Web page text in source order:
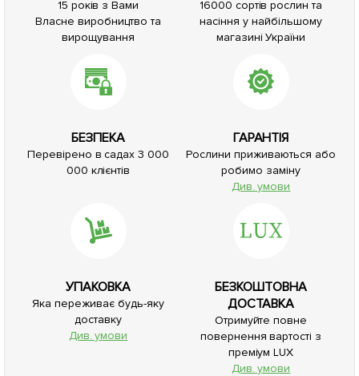
15 років з Вами
Власне виробництво та
вирощування
16000 сортів рослин та
насіння у найбільшому
магазині України
БЕЗПЕКА
Перевірено в садах 3 000
000 клієнтів
ГАРАНТІЯ
Рослини приживаються або
робимо заміну
Див. умови
УПАКОВКА
Яка переживає будь-яку
доставку
Див. умови
БЕЗКОШТОВНА
ДОСТАВКА
Отримуйте повне
повернення вартості з
преміум LUX
Див. умови